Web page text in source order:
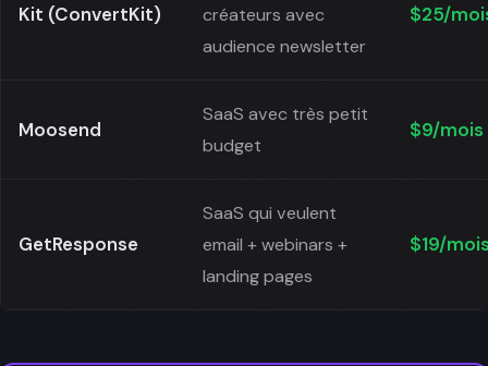
Kit (ConvertKit)
créateurs avec
audience newsletter
$25/
Moosend
SaaS avec très petit
budget
$9/mois
GetResponse
SaaS qui veulent
email + webinars +
landing pages
$19/